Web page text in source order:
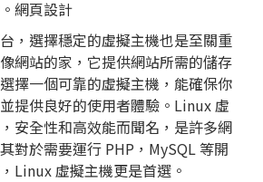
網頁設計
，選擇穩定的虛擬主機也是至關重
網站的家，它提供網站所需的儲存
擇一個可靠的虛擬主機，能確保你
提供良好的使用者體驗。Linux 虛
安全性和高效能而聞名，是許多網
對於需要運行 PHP，MySQL 等開
Linux 虛擬主機更是首選。